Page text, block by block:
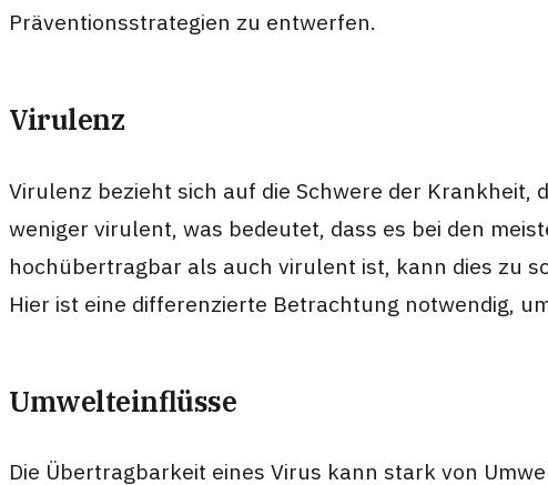
Präventionsstrategien zu entwerfen.
Virulenz
Virulenz bezieht sich auf die Schwere der
weniger virulent, was bedeutet, dass es bei den
hochübertragbar als auch virulent ist, kann dies zu
Hier ist eine differenzierte Betrachtung notwendig,
Umwelteinflüsse
Die Übertragbarkeit eines Virus kann stark von